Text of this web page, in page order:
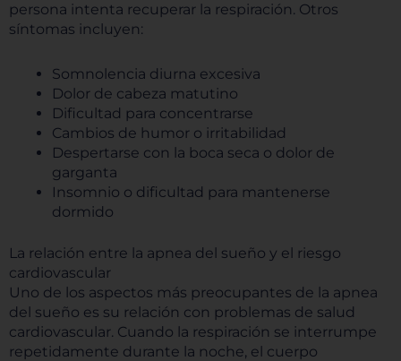
persona intenta recuperar la respiración. Otros
síntomas incluyen:
Somnolencia diurna excesiva
Dolor de cabeza matutino
Dificultad para concentrarse
Cambios de humor o irritabilidad
Despertarse con la boca seca o dolor de
garganta
Insomnio o dificultad para mantenerse
dormido
La relación entre la apnea del sueño y el riesgo
cardiovascular
Uno de los aspectos más preocupantes de la apnea
del sueño es su relación con problemas de salud
cardiovascular. Cuando la respiración se interrumpe
repetidamente durante la noche, el cuerpo